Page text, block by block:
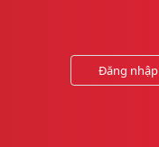
Đăng nhập